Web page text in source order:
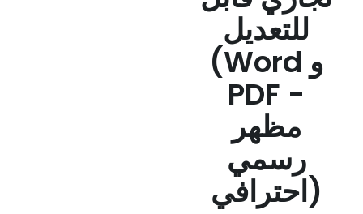
للتعديل
(Word و
PDF -
مظهر
رسمي
احترافي)